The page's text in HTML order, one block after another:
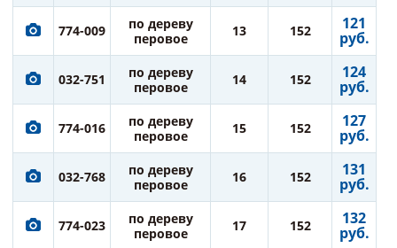
774-009
по дереву
перовое
13 152 121
руб.
032-751
по дереву
перовое
14 152 124
руб.
774-016
по дереву
перовое
15 152 127
руб.
032-768
по дереву
перовое
16 152 131
руб.
774-023
по дереву
перовое
17 152 132
руб.